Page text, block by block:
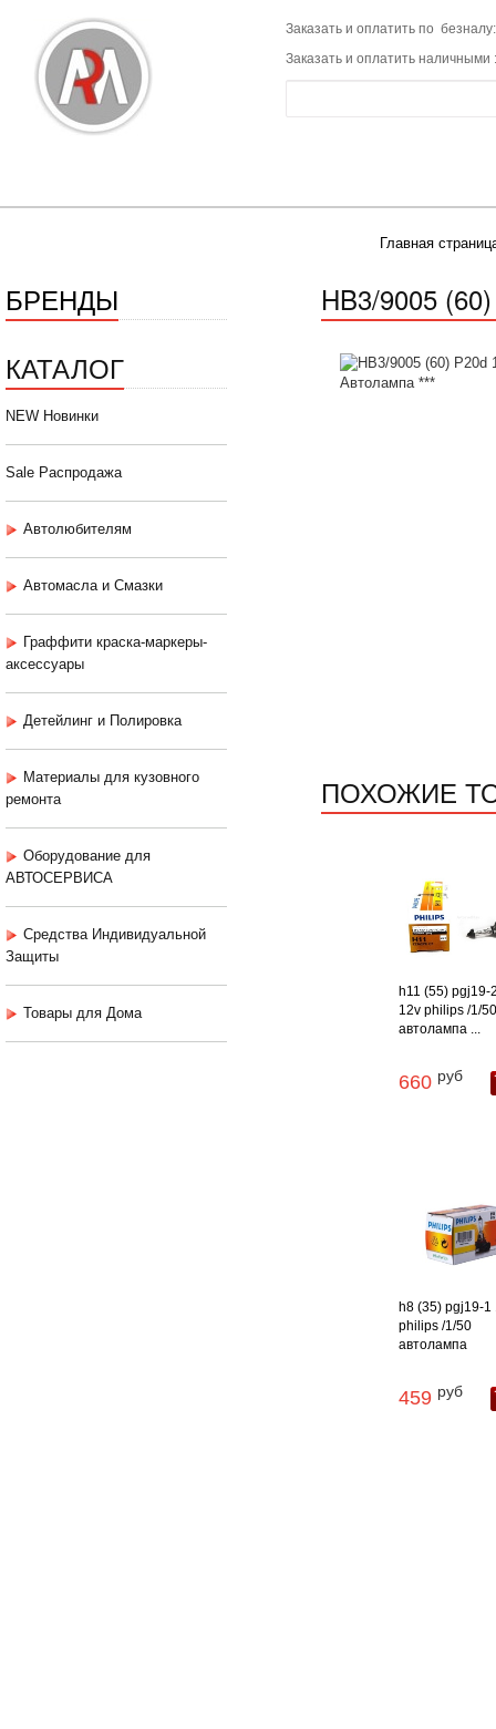
Заказать и оплатить по
Заказать и оплатить наличными
Главная
БРЕНДЫ
КАТАЛОГ
NEW Новинки
Sale Распродажа
Автолюбителям
Автомасла и Смазки
Граффити краска-маркеры-
аксессуары
Детейлинг и Полировка
Материалы для кузовного
ремонта
Оборудование для
АВТОСЕРВИСА
Средства Индивидуальной
Защиты
Товары для Дома
HB3/9005
ПОХОЖИЕ
h11 (55) pgj19-
12v philips /1/
автолампа ...
660 руб
h8 (35) pgj19-1
philips /1/50
автолампа
459 руб